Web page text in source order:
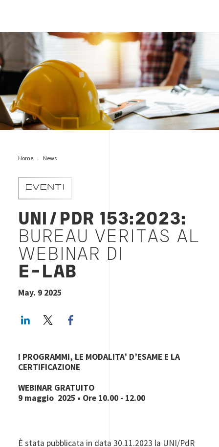
casco_costruzioni_pdr153
Home News
EVENTI
UNI/PDR 153:2023:
BUREAU VERITAS AL
WEBINAR DI
E-LAB
May. 9 2025
LinkedInTwitter
I PROGRAMMI, LE MODALITA’ D’ESAME E LA
CERTIFICAZIONE
WEBINAR GRATUITO
9 maggio 2025 • Ore 10.00 - 12.00
È stata pubblicata in data 30.11.2023 la UNI/PdR